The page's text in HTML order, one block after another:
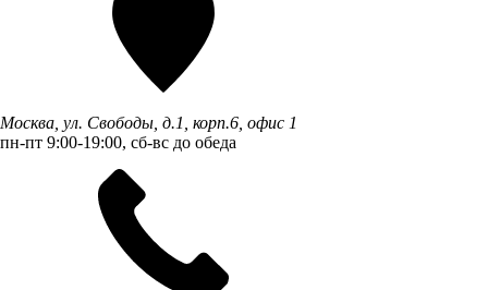
Москва, ул. Свободы, д.1, корп.6, офис 1
пн-пт 9:00-19:00, сб-вс до обеда